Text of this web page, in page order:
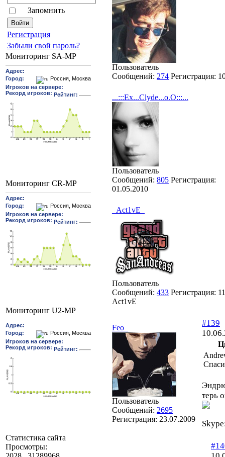
Запомнить
Pегиcтрaция
Забыли свой пароль?
Мониторинг SA-MP
Мониторинг CR-MP
Мониторинг U2-MP
Статистика сайта
Просмотры:
Пользователь
Сообщений: 274 Регистрация:
...:::Ex...Clyde...o.O:::...
Пользователь
Сообщений: 805 Регистрация:
01.05.2010
_Act1vE_
Пользователь
Сообщений: 433 Регистрация:
Act1vE
Feo_
Пользователь
Сообщений: 2695
Регистрация: 23.07.2009
#139
терь